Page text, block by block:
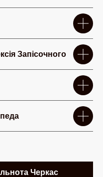
Запісочного
Черкас